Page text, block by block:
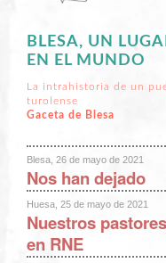
BLESA, UN
EN EL MUNDO
La intrahistoria de un
turolense
Gaceta de Blesa
Blesa, 26 de mayo de 2021
Nos han dejado
Huesa, 25 de mayo de 2021
Nuestros
en RNE